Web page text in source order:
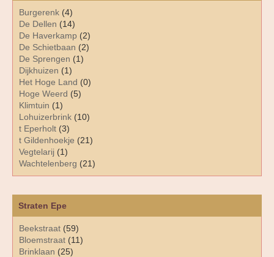
Straten Epe
Beekstraat (59)
Bloemstraat (11)
Brinklaan (25)
Burgerenk (4)
De Dellen (14)
De Haverkamp (2)
De Schietbaan (2)
De Sprengen (1)
Dijkhuizen (1)
Het Hoge Land (0)
Hoge Weerd (5)
Klimtuin (1)
Lohuizerbrink (10)
t Eperholt (3)
t Gildenhoekje (21)
Vegtelarij (1)
Wachtelenberg (21)